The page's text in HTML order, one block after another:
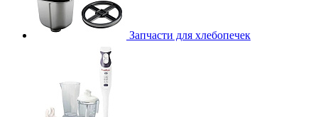
Запчасти для хлебопечек